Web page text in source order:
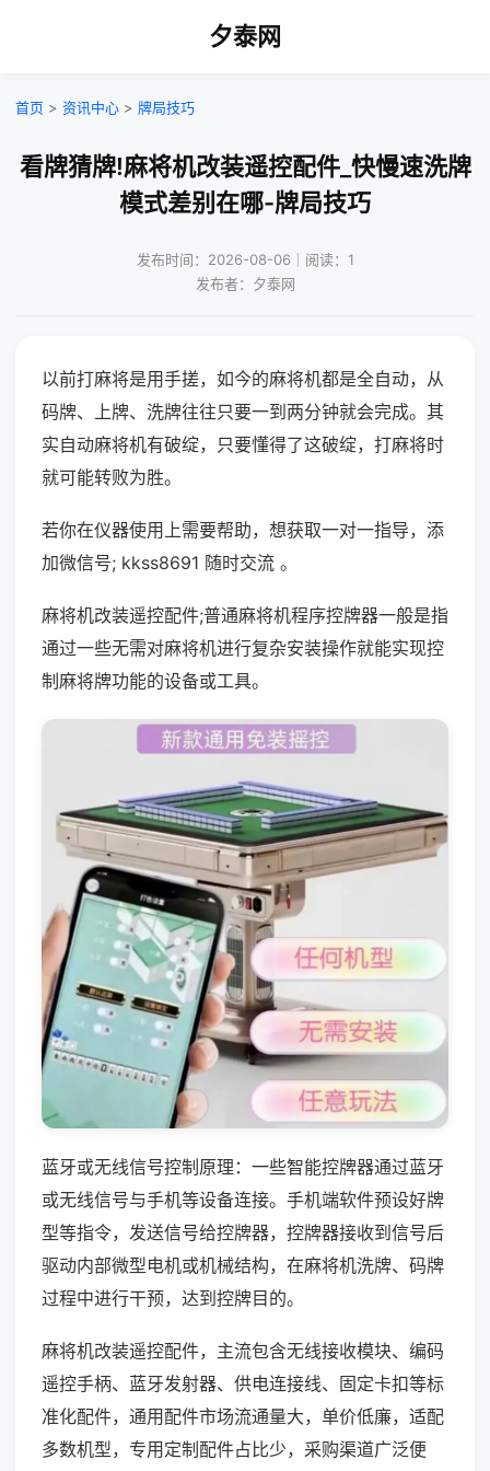
夕泰网
首页 > 资讯中心 > 牌局技巧
看牌猜牌!麻将机改装遥控配件_快慢速洗牌
模式差别在哪-牌局技巧
发布时间：2026-08-06｜阅读：1
发布者：夕泰网
以前打麻将是用手搓，如今的麻将机都是全自动，从
码牌、上牌、洗牌往往只要一到两分钟就会完成。其
实自动麻将机有破绽，只要懂得了这破绽，打麻将时
就可能转败为胜。
若你在仪器使用上需要帮助，想获取一对一指导，添
加微信号; kkss8691 随时交流 。
麻将机改装遥控配件;普通麻将机程序控牌器一般是指
通过一些无需对麻将机进行复杂安装操作就能实现控
制麻将牌功能的设备或工具。
蓝牙或无线信号控制原理：一些智能控牌器通过蓝牙
或无线信号与手机等设备连接。手机端软件预设好牌
型等指令，发送信号给控牌器，控牌器接收到信号后
驱动内部微型电机或机械结构，在麻将机洗牌、码牌
过程中进行干预，达到控牌目的。
麻将机改装遥控配件，主流包含无线接收模块、编码
遥控手柄、蓝牙发射器、供电连接线、固定卡扣等标
准化配件，通用配件市场流通量大，单价低廉，适配
多数机型，专用定制配件占比少，采购渠道广泛便